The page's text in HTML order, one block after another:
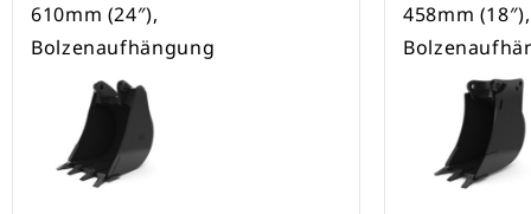
610mm (24″),
Bolzenaufhängung
458mm